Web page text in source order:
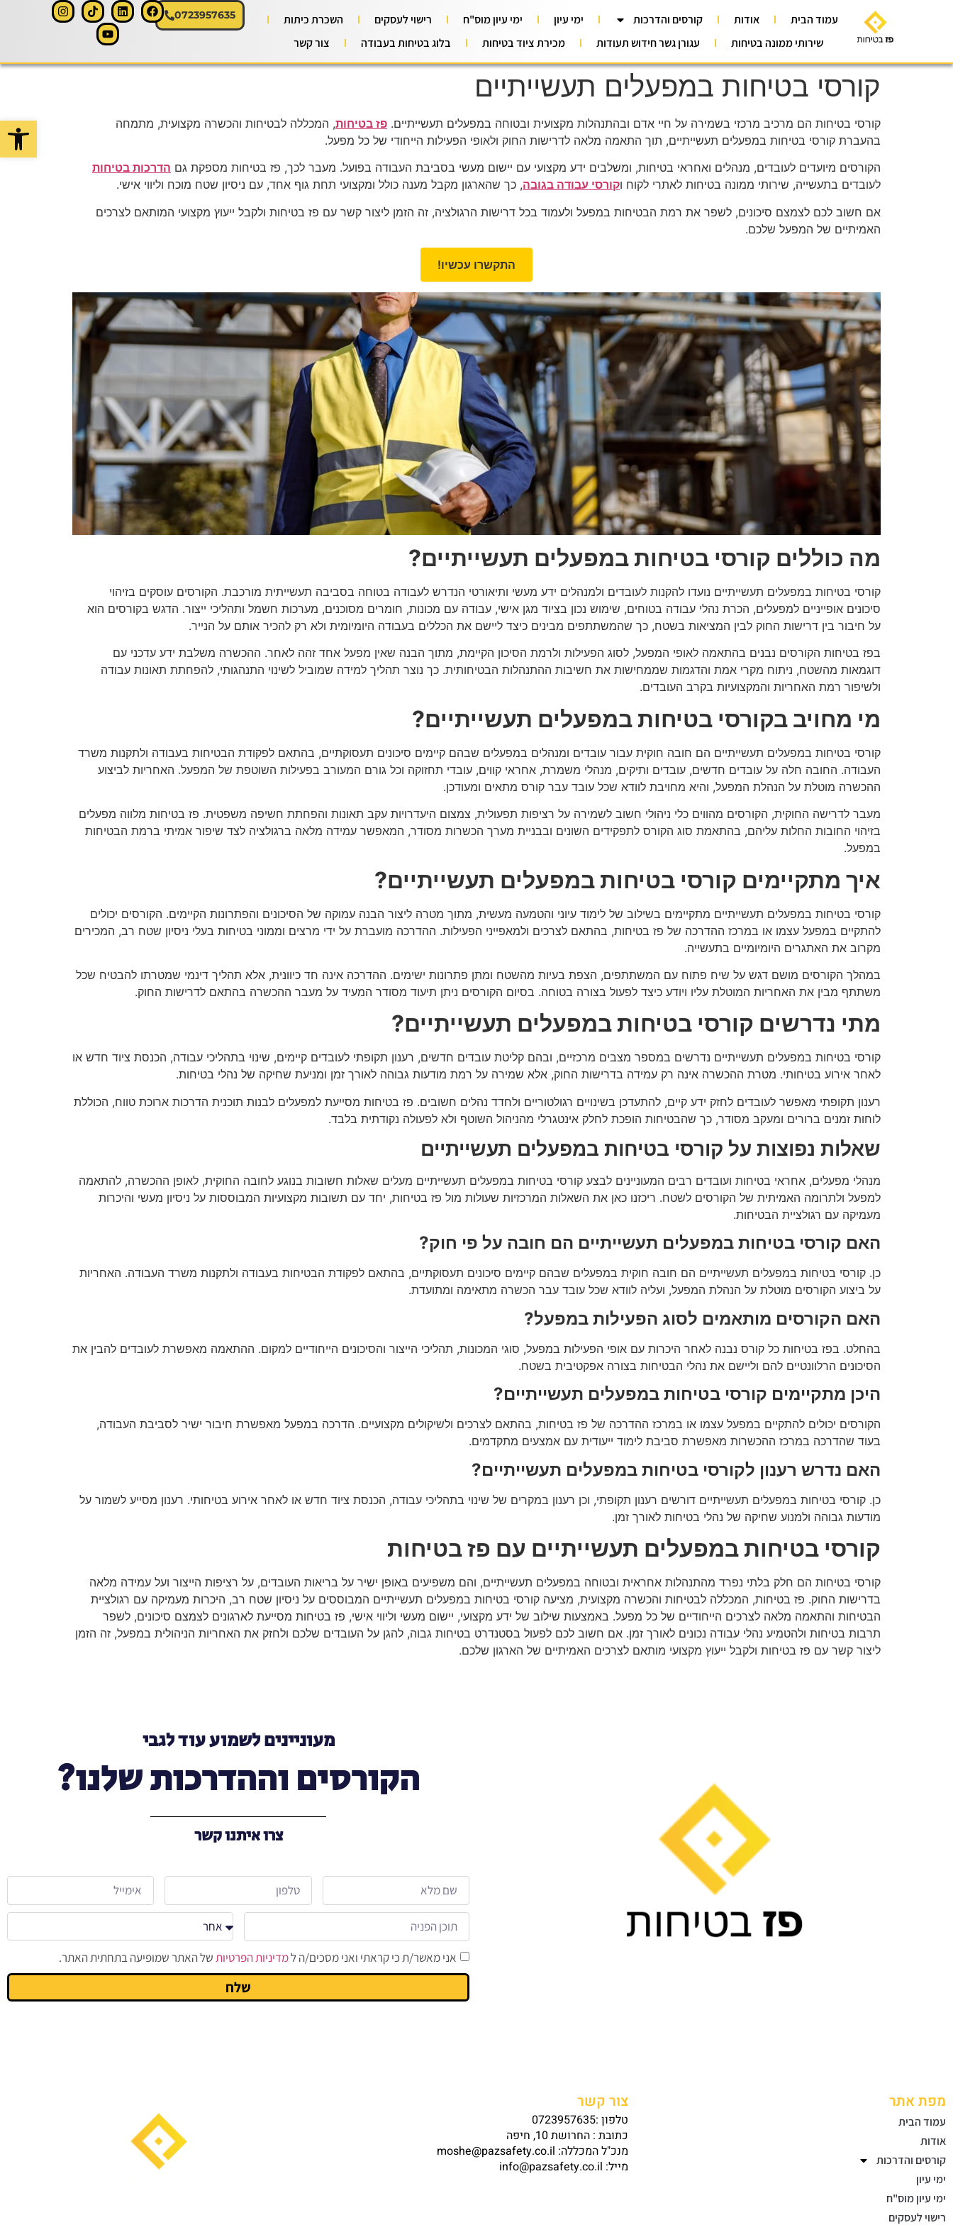
פתח
עמוד הבית אודות קורסים והדרכות ימי עיון ימי עיון מוס"ח רישוי לעסקים
השכרת כיתות
שירותי ממונה בטיחות
עגורן גשר חידוש תעודות מכירת ציוד בטיחות בלוג בטיחות בעבודה צור קשר
0723957635
קורסי בטיחות במפעלים תעשייתיים
קורסי בטיחות הם מרכיב מרכזי בשמירה על חיי אדם ובהתנהלות מקצועית ובטוחה במפעלים תעשייתיים. פז בטיחות, המכללה לבטיחות והכשרה מקצועית, מתמחה
בהעברת קורסי בטיחות במפעלים תעשייתיים, תוך התאמה מלאה לדרישות החוק ולאופי הפעילות הייחודי של כל מפעל.
הקורסים מיועדים לעובדים, מנהלים ואחראי בטיחות, ומשלבים ידע מקצועי עם יישום מעשי בסביבת העבודה בפועל. מעבר לכך, פז בטיחות מספקת גם הדרכות בטיחות
לעובדים בתעשייה, שירותי ממונה בטיחות לאתרי לקוח וקורסי עבודה בגובה, כך שהארגון מקבל מענה כולל ומקצועי תחת גוף אחד, עם ניסיון שטח מוכח וליווי אישי.
אם חשוב לכם לצמצם סיכונים, לשפר את רמת הבטיחות במפעל ולעמוד בכל דרישות הרגולציה, זה הזמן ליצור קשר עם פז בטיחות ולקבל ייעוץ מקצועי המותאם לצרכים
האמיתיים של המפעל שלכם.
התקשרו עכשיו!
מה כוללים קורסי בטיחות במפעלים תעשייתיים?
קורסי בטיחות במפעלים תעשייתיים נועדו להקנות לעובדים ולמנהלים ידע מעשי ותיאורטי הנדרש לעבודה בטוחה בסביבה תעשייתית מורכבת. הקורסים עוסקים בזיהוי
סיכונים אופייניים למפעלים, הכרת נהלי עבודה בטוחים, שימוש נכון בציוד מגן אישי, עבודה עם מכונות, חומרים מסוכנים, מערכות חשמל ותהליכי ייצור. הדגש בקורסים הוא
על חיבור בין דרישות החוק לבין המציאות בשטח, כך שהמשתתפים מבינים כיצד ליישם את הכללים בעבודה היומיומית ולא רק להכיר אותם על הנייר.
בפז בטיחות הקורסים נבנים בהתאמה לאופי המפעל, לסוג הפעילות ולרמת הסיכון הקיימת, מתוך הבנה שאין מפעל אחד זהה לאחר. ההכשרה משלבת ידע עדכני עם
דוגמאות מהשטח, ניתוח מקרי אמת והדגמות שממחישות את חשיבות ההתנהלות הבטיחותית. כך נוצר תהליך למידה שמוביל לשינוי התנהגותי, להפחתת תאונות עבודה
ולשיפור רמת האחריות והמקצועיות בקרב העובדים.
מי מחויב בקורסי בטיחות במפעלים תעשייתיים?
קורסי בטיחות במפעלים תעשייתיים הם חובה חוקית עבור עובדים ומנהלים במפעלים שבהם קיימים סיכונים תעסוקתיים, בהתאם לפקודת הבטיחות בעבודה ולתקנות משרד
העבודה. החובה חלה על עובדים חדשים, עובדים ותיקים, מנהלי משמרת, אחראי קווים, עובדי תחזוקה וכל גורם המעורב בפעילות השוטפת של המפעל. האחריות לביצוע
ההכשרה מוטלת על הנהלת המפעל, והיא מחויבת לוודא שכל עובד עבר קורס מתאים ומעודכן.
מעבר לדרישה החוקית, הקורסים מהווים כלי ניהולי חשוב לשמירה על רציפות תפעולית, צמצום היעדרויות עקב תאונות והפחתת חשיפה משפטית. פז בטיחות מלווה מפעלים
בזיהוי החובות החלות עליהם, בהתאמת סוג הקורס לתפקידים השונים ובבניית מערך הכשרות מסודר, המאפשר עמידה מלאה ברגולציה לצד שיפור אמיתי ברמת הבטיחות
במפעל.
איך מתקיימים קורסי בטיחות במפעלים תעשייתיים?
קורסי בטיחות במפעלים תעשייתיים מתקיימים בשילוב של לימוד עיוני והטמעה מעשית, מתוך מטרה ליצור הבנה עמוקה של הסיכונים והפתרונות הקיימים. הקורסים יכולים
להתקיים במפעל עצמו או במרכז ההדרכה של פז בטיחות, בהתאם לצרכים ולמאפייני הפעילות. ההדרכה מועברת על ידי מרצים וממוני בטיחות בעלי ניסיון שטח רב, המכירים
מקרוב את האתגרים היומיומיים בתעשייה.
במהלך הקורסים מושם דגש על שיח פתוח עם המשתתפים, הצפת בעיות מהשטח ומתן פתרונות ישימים. ההדרכה אינה חד כיוונית, אלא תהליך דינמי שמטרתו להבטיח שכל
משתתף מבין את האחריות המוטלת עליו ויודע כיצד לפעול בצורה בטוחה. בסיום הקורסים ניתן תיעוד מסודר המעיד על מעבר ההכשרה בהתאם לדרישות החוק.
מתי נדרשים קורסי בטיחות במפעלים תעשייתיים?
קורסי בטיחות במפעלים תעשייתיים נדרשים במספר מצבים מרכזיים, ובהם קליטת עובדים חדשים, רענון תקופתי לעובדים קיימים, שינוי בתהליכי עבודה, הכנסת ציוד חדש או
לאחר אירוע בטיחותי. מטרת ההכשרה אינה רק עמידה בדרישות החוק, אלא שמירה על רמת מודעות גבוהה לאורך זמן ומניעת שחיקה של נהלי בטיחות.
רענון תקופתי מאפשר לעובדים לחזק ידע קיים, להתעדכן בשינויים רגולטוריים ולחדד נהלים חשובים. פז בטיחות מסייעת למפעלים לבנות תוכנית הדרכות ארוכת טווח, הכוללת
לוחות זמנים ברורים ומעקב מסודר, כך שהבטיחות הופכת לחלק אינטגרלי מהניהול השוטף ולא לפעולה נקודתית בלבד.
שאלות נפוצות על קורסי בטיחות במפעלים תעשייתיים
מנהלי מפעלים, אחראי בטיחות ועובדים רבים המעוניינים לבצע קורסי בטיחות במפעלים תעשייתיים מעלים שאלות חשובות בנוגע לחובה החוקית, לאופן ההכשרה, להתאמה
למפעל ולתרומה האמיתית של הקורסים לשטח. ריכזנו כאן את השאלות המרכזיות שעולות מול פז בטיחות, יחד עם תשובות מקצועיות המבוססות על ניסיון מעשי והיכרות
מעמיקה עם רגולציית הבטיחות.
האם קורסי בטיחות במפעלים תעשייתיים הם חובה על פי חוק?
כן. קורסי בטיחות במפעלים תעשייתיים הם חובה חוקית במפעלים שבהם קיימים סיכונים תעסוקתיים, בהתאם לפקודת הבטיחות בעבודה ולתקנות משרד העבודה. האחריות
על ביצוע הקורסים מוטלת על הנהלת המפעל, ועליה לוודא שכל עובד עבר הכשרה מתאימה ומתועדת.
האם הקורסים מותאמים לסוג הפעילות במפעל?
בהחלט. בפז בטיחות כל קורס נבנה לאחר היכרות עם אופי הפעילות במפעל, סוגי המכונות, תהליכי הייצור והסיכונים הייחודיים למקום. ההתאמה מאפשרת לעובדים להבין את
הסיכונים הרלוונטיים להם וליישם את נהלי הבטיחות בצורה אפקטיבית בשטח.
היכן מתקיימים קורסי בטיחות במפעלים תעשייתיים?
הקורסים יכולים להתקיים במפעל עצמו או במרכז ההדרכה של פז בטיחות, בהתאם לצרכים ולשיקולים מקצועיים. הדרכה במפעל מאפשרת חיבור ישיר לסביבת העבודה,
בעוד שהדרכה במרכז ההכשרות מאפשרת סביבת לימוד ייעודית עם אמצעים מתקדמים.
האם נדרש רענון לקורסי בטיחות במפעלים תעשייתיים?
כן. קורסי בטיחות במפעלים תעשייתיים דורשים רענון תקופתי, וכן רענון במקרים של שינוי בתהליכי עבודה, הכנסת ציוד חדש או לאחר אירוע בטיחותי. רענון מסייע לשמור על
מודעות גבוהה ולמנוע שחיקה של נהלי בטיחות לאורך זמן.
קורסי בטיחות במפעלים תעשייתיים עם פז בטיחות
קורסי בטיחות הם חלק בלתי נפרד מהתנהלות אחראית ובטוחה במפעלים תעשייתיים, והם משפיעים באופן ישיר על בריאות העובדים, על רציפות הייצור ועל עמידה מלאה
בדרישות החוק. פז בטיחות, המכללה לבטיחות והכשרה מקצועית, מציעה קורסי בטיחות במפעלים תעשייתיים המבוססים על ניסיון שטח רב, היכרות מעמיקה עם רגולציית
הבטיחות והתאמה מלאה לצרכים הייחודיים של כל מפעל. באמצעות שילוב של ידע מקצועי, יישום מעשי וליווי אישי, פז בטיחות מסייעת לארגונים לצמצם סיכונים, לשפר
תרבות בטיחות ולהטמיע נהלי עבודה נכונים לאורך זמן. אם חשוב לכם לפעול בסטנדרט בטיחות גבוה, להגן על העובדים שלכם ולחזק את האחריות הניהולית במפעל, זה הזמן
ליצור קשר עם פז בטיחות ולקבל ייעוץ מקצועי מותאם לצרכים האמיתיים של הארגון שלכם.
מעוניינים לשמוע עוד לגבי
הקורסים וההדרכות שלנו?
צרו איתנו קשר
אני מאשר/ת כי קראתי ואני מסכים/ה למדיניות הפרטיותשל האתר שמופיעה בתחתית האתר.
שלח
מפת אתר
עמוד הבית
אודות
קורסים והדרכות
ימי עיון
ימי עיון מוס"ח
רישוי לעסקים
צור קשר
טלפון :0723957635
כתובת : החרושת 10, חיפה
מנכ"ל המכללה: moshe@pazsafety.co.il
מייל: info@pazsafety.co.il